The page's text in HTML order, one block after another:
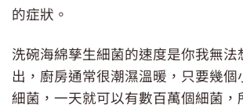
的症狀。
洗碗海綿孳生細菌的速度是你我無法
出，廚房通常很潮濕溫暖，只要幾個
細菌，一天就可以有數百萬個細菌，